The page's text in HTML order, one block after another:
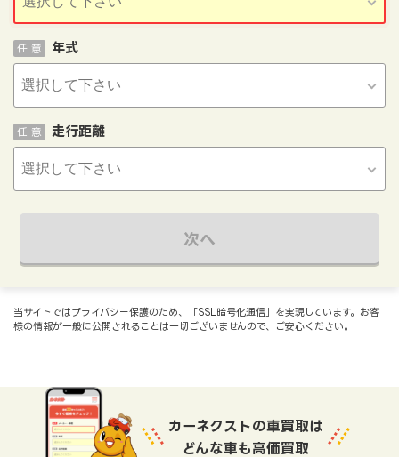
年式
任 意
走行距離
任 意
次へ
当サイトではプライバシー保護のため、「SSL暗号化通信」を実現しています。お客
様の情報が一般に公開されることは一切ございませんので、ご安心ください。
カーネクストの車買取は
どんな車も高価買取